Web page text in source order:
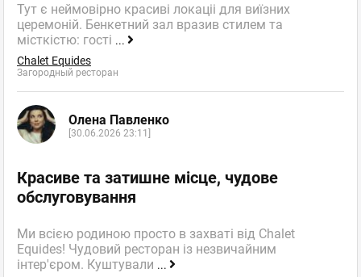
Тут є неймовірно красиві локаціі для виїзних
церемоній. Бенкетний зал вразив стилем та
місткістю: гості ...
Chalet Equides
Загородный ресторан
Олена Павленко
[30.06.2026 23:11]
Красиве та затишне місце, чудове
обслуговування
Ми всією родиною просто в захваті від Chalet
Equides! Чудовий ресторан із незвичайним
інтер'єром. Куштували ...